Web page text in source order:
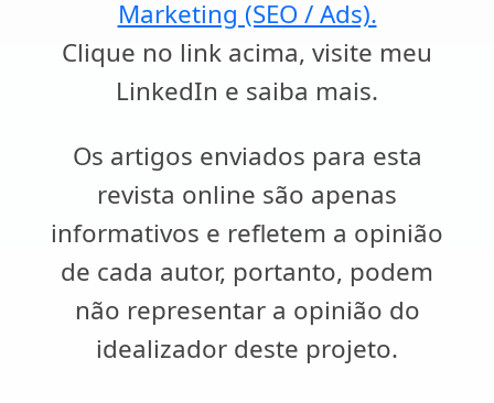
Marketing (SEO / Ads).
Clique no link acima, visite meu
LinkedIn e saiba mais.
Os artigos enviados para esta
revista online são apenas
informativos e refletem a opinião
de cada autor, portanto, podem
não representar a opinião do
idealizador deste projeto.